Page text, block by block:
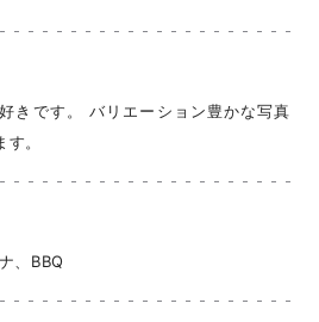
きです。 バリエーション豊かな写真
。
、BBQ